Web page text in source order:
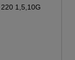
1,5,10G